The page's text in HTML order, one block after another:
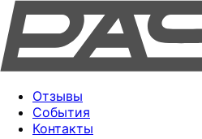
Отзывы
События
Контакты